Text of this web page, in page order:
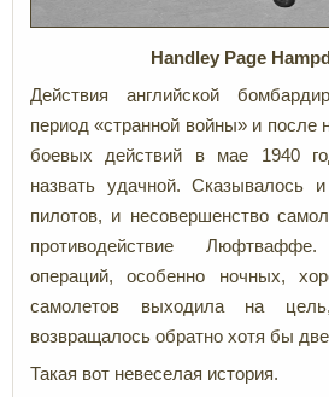
Handley Page
Действия английской
период «странной войны» и после
боевых действий в мае 1940
назвать удачной. Сказывалось
пилотов, и несовершенство
противодействие
операций, особенно ночных,
самолетов выходила на
возвращалось обратно хотя бы две
Такая вот невеселая история.